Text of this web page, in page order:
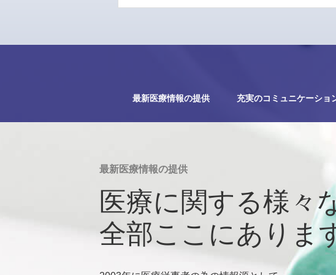
最新医療情報の提供 充実のコミュニケーショ
最新医療情報の提供
医療に関する様々
全部ここにありま